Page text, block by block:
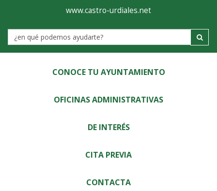
Ayuntamiento
de
Castro-
Urdiales
www.castro-urdiales.net
Label
CONOCE TU AYUNTAMIENTO
OFICINAS ADMINISTRATIVAS
DE INTERÉS
CITA PREVIA
CONTACTA